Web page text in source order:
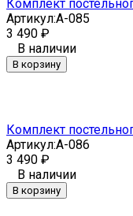
Комплект
Артикул:A-085
3 490 ₽
В наличии
В корзину
Комплект
Артикул:A-086
3 490 ₽
В наличии
В корзину